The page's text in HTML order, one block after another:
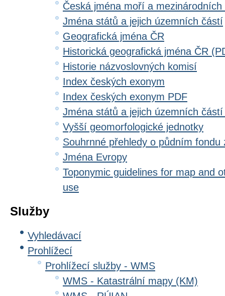
Česká jména moří a
Jména států a jejich územních částí
Geografická jména ČR
Historická geografická jména ČR
Historie názvoslovných komisí
Index českých exonym
Index českých exonym PDF
Jména států a jejich územních
Vyšší geomorfologické jednotky
Souhrnné přehledy o půdním fondu
Jména Evropy
Toponymic guidelines for map and
use
Služby
Vyhledávací
Prohlížecí
Prohlížecí služby - WMS
WMS - Katastrální mapy (KM)